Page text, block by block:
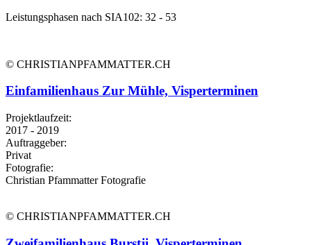
Leistungsphasen nach SIA102: 32 - 53
© CHRISTIANPFAMMATTER.CH
Einfamilienhaus Zur Mühle, Visperterminen
Projektlaufzeit:
2017 - 2019
Auftraggeber:
Privat
Fotografie:
Christian Pfammatter Fotografie
© CHRISTIANPFAMMATTER.CH